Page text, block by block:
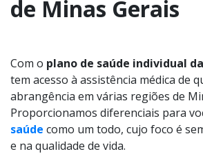
de Minas Gerais
Com o plano de saúde individual
tem acesso à assistência médica de
abrangência em várias regiões de
Proporcionamos diferenciais para
saúde como um todo, cujo foco é
e na qualidade de vida.